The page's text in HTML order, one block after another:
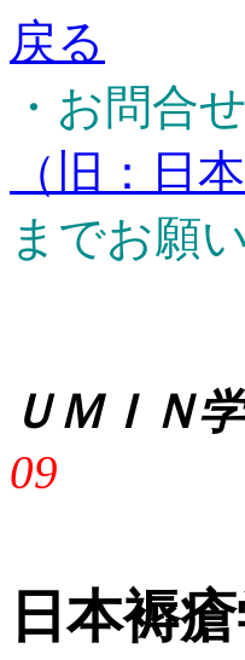
戻る
・お問合
（旧：日
までお願
ＵＭＩＮ
09
日本褥